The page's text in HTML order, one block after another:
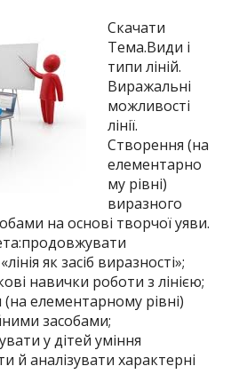
Скачати
Тема.Види і
типи ліній.
Виражальні
можливості
лінії.
Створення (на
елементарно
му рівні)
виразного
на основі творчої уяви.
як засіб виразності»;
навички роботи з лінією;
елементарному рівні)
засобами;
у дітей уміння
й аналізувати характерні